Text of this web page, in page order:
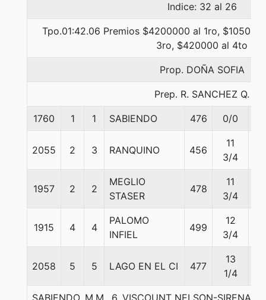
Indice: 32 al 26
Tpo.01:42.06 Premios $4200000 al 1ro,
3ro, $420000 al 4to
Prop. DOÑA SOFIA
Prep. R. SANCHEZ Q.
1760 1 1 SABIENDO 476 0/0
2055 2 3 RANQUINO 456
11
3/4
1957 2 2
MEGLIO
STASER
478
11
3/4
1915 4 4
PALOMO
INFIEL
499
12
3/4
2058 5 5 LAGO EN EL CI 477
13
1/4
SABIENDO, M.M., 6. VISCOUNT NELSON-SIRENA